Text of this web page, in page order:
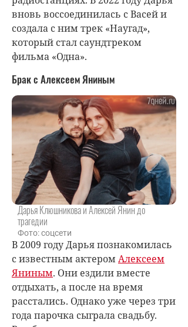
вновь воссоединилась с Васей и
создала с ним трек «Наугад»,
который стал саундтреком
фильма «Одна».
Брак с Алексеем Яниным
Дарья Клюшникова и Алексей Янин до
трагедии
Фото: соцсети
В 2009 году Дарья познакомилась
с известным актеромАлексеем
Яниным. Они ездили вместе
отдыхать, а после на время
расстались. Однако уже через три
года парочка сыграла свадьбу.